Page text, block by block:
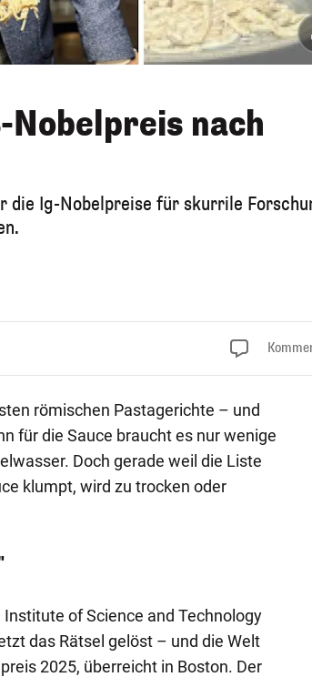
Nobelpreis nach
Ig-Nobelpreise für skurrile
römischen Pastagerichte – und
für die Sauce braucht es nur wenige
Doch gerade weil die Liste
klumpt, wird zu trocken oder
of Science and Technology
das Rätsel gelöst – und die Welt
2025, überreicht in Boston. Der